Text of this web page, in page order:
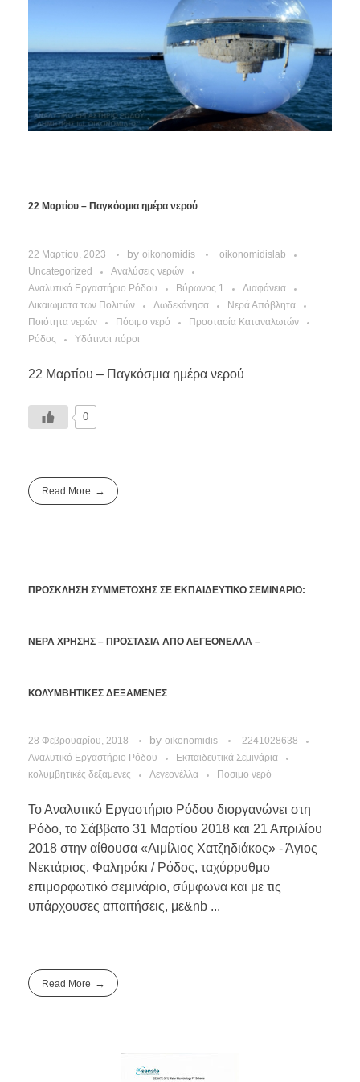
22 Μαρτίου – Παγκόσμια ημέρα νερού
22 Μαρτίου, 2023 by oikonomidis
oikonomidislab
Uncategorized
Αναλύσεις νερών
Αναλυτικό Εργαστήριο Ρόδου
Βύρωνος 1
Διαφάνεια
Δικαιωματα των Πολιτών
Δωδεκάνησα
Νερά Απόβλητα
Ποιότητα νερών
Πόσιμο νερό
Προστασία Καταναλωτών
Ρόδος
Υδάτινοι πόροι
22 Μαρτίου – Παγκόσμια ημέρα νερού
0
Read More
ΠΡΟΣΚΛΗΣΗ ΣΥΜΜΕΤΟΧΗΣ ΣΕ ΕΚΠΑΙΔΕΥΤΙΚΟ ΣΕΜΙΝΑΡΙΟ:
ΝΕΡΑ ΧΡΗΣΗΣ – ΠΡΟΣΤΑΣΙΑ ΑΠΟ ΛΕΓΕΟΝΕΛΛΑ –
ΚΟΛΥΜΒΗΤΙΚΕΣ ΔΕΞΑΜΕΝΕΣ
28 Φεβρουαρίου, 2018 by oikonomidis
2241028638
Αναλυτικό Εργαστήριο Ρόδου
Εκπαιδευτικά Σεμινάρια
κολυμβητικές δεξαμενες
Λεγεονέλλα Πόσιμο νερό
Το Αναλυτικό Εργαστήριο Ρόδου διοργανώνει στη
Ρόδο, το Σάββατο 31 Μαρτίου 2018 και 21 Απριλίου
2018 στην αίθουσα «Αιμίλιος Χατζηδιάκος» - Άγιος
Νεκτάριος, Φαληράκι / Ρόδος, ταχύρρυθμο
επιμορφωτικό σεμινάριο, σύμφωνα και με τις
υπάρχουσες απαιτήσεις, με&nb ...
Read More